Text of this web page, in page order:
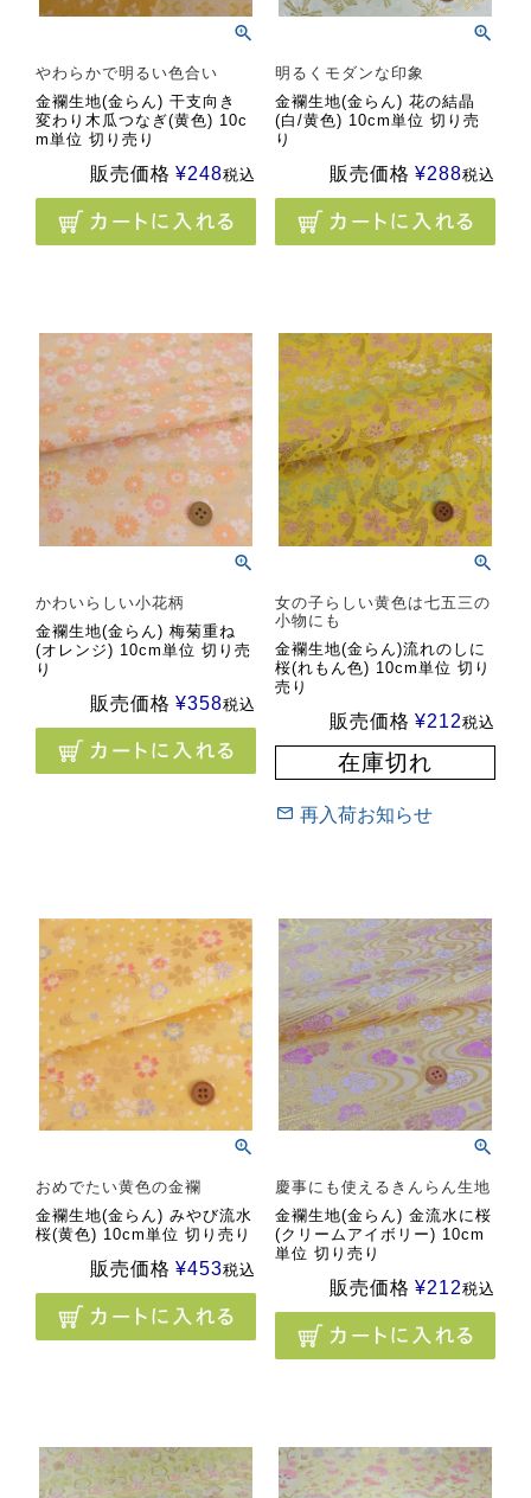
やわらかで明るい色合い
金襴生地(金らん) 干支向き
変わり木瓜つなぎ(黄色) 10c
m単位 切り売り
販売価格 ¥248税込
明るくモダンな印象
金襴生地(金らん) 花の結晶
(白/黄色) 10cm単位 切り売
り
販売価格 ¥288税込
かわいらしい小花柄
金襴生地(金らん) 梅菊重ね
(オレンジ) 10cm単位 切り売
り
販売価格 ¥358税込
女の子らしい黄色は七五三の
小物にも
金襴生地(金らん)流れのしに
桜(れもん色) 10cm単位 切り
売り
販売価格 ¥212税込
在庫切れ
再入荷お知らせ
おめでたい黄色の金襴
金襴生地(金らん) みやび流水
桜(黄色) 10cm単位 切り売り
販売価格 ¥453税込
慶事にも使えるきんらん生地
金襴生地(金らん) 金流水に桜
(クリームアイボリー) 10cm
単位 切り売り
販売価格 ¥212税込